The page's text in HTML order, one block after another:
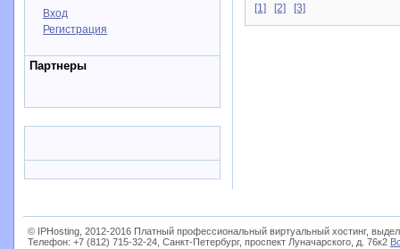
Вход
Регистрация
Партнеры
[1]
[2] [3]
© IPHosting, 2012-2016 Платный профессиональный виртуальный хостинг,
Телефон: +7 (812) 715-32-24, Санкт-Петербург, проспект Луначарского, д. 76к2